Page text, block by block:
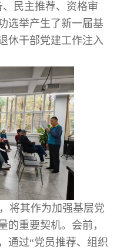
民主推荐、资格审
选举产生了新一届基
休干部党建工作注入
将其作为加强基层党
的重要契机。会前，
通过“党员推荐、组织